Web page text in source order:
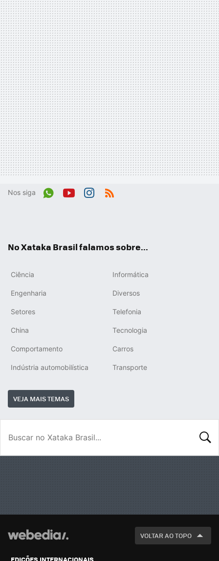
Nos siga
No Xataka Brasil falamos sobre...
Ciência Informática
Engenharia Diversos
Setores Telefonia
China Tecnologia
Comportamento Carros
Indústria automobilística Transporte
VEJA MAIS TEMAS
VOLTAR AO TOPO
EDIÇÕES INTERNACIONAIS